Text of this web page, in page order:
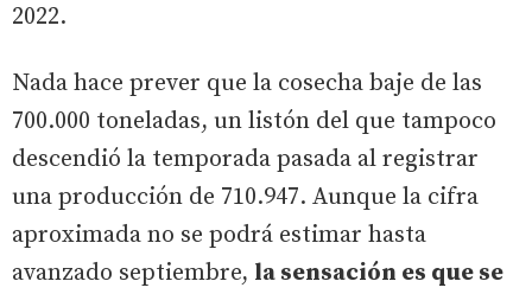
2022.
Nada hace prever que la cosecha baje de las
700.000 toneladas, un listón del que tampoco
descendió la temporada pasada al registrar
una producción de 710.947. Aunque la cifra
aproximada no se podrá estimar hasta
avanzado septiembre, la sensación es que se